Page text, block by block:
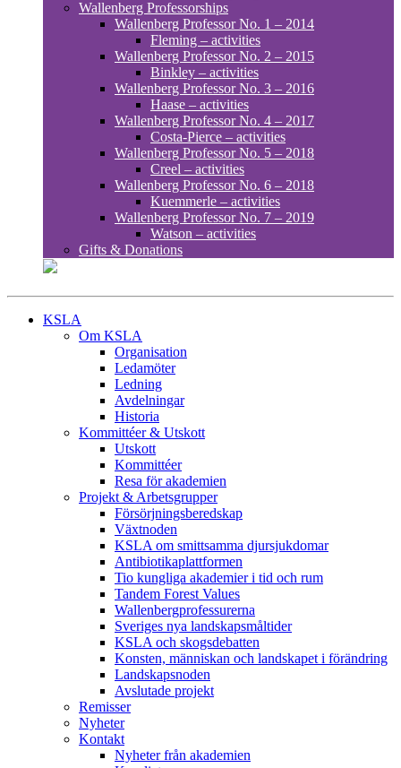
Wallenberg Professorships
Wallenberg Professor No. 1 – 2014
Fleming – activities
Wallenberg Professor No. 2 – 2015
Binkley – activities
Wallenberg Professor No. 3 – 2016
Haase – activities
Wallenberg Professor No. 4 – 2017
Costa-Pierce – activities
Wallenberg Professor No. 5 – 2018
Creel – activities
Wallenberg Professor No. 6 – 2018
Kuemmerle – activities
Wallenberg Professor No. 7 – 2019
Watson – activities
Gifts & Donations
KSLA
Om KSLA
Organisation
Ledamöter
Ledning
Avdelningar
Historia
Kommittéer & Utskott
Utskott
Kommittéer
Resa för akademien
Projekt & Arbetsgrupper
Försörjningsberedskap
Växtnoden
KSLA om smittsamma djursjukdomar
Antibiotikaplattformen
Tio kungliga akademier i tid och rum
Tandem Forest Values
Wallenbergprofessurerna
Sveriges nya landskapsmåltider
KSLA och skogsdebatten
Konsten, människan och landskapet i förändring
Landskapsnoden
Avslutade projekt
Remisser
Nyheter
Kontakt
Nyheter från akademien